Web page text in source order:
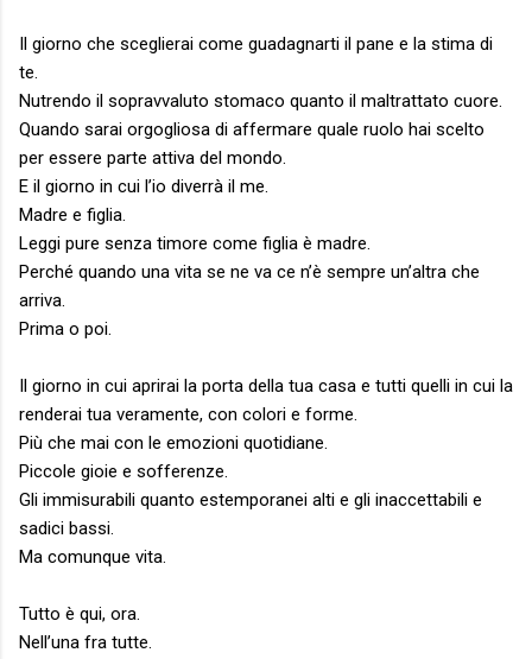
Il giorno che sceglierai come guadagnarti il pane e la stima di
te.
Nutrendo il sopravvaluto stomaco quanto il maltrattato cuore.
Quando sarai orgogliosa di affermare quale ruolo hai scelto
per essere parte attiva del mondo.
E il giorno in cui l’io diverrà il me.
Madre e figlia.
Leggi pure senza timore come figlia è madre.
Perché quando una vita se ne va ce n’è sempre un’altra che
arriva.
Prima o poi.
Il giorno in cui aprirai la porta della tua casa e tutti quelli in cui la
renderai tua veramente, con colori e forme.
Più che mai con le emozioni quotidiane.
Piccole gioie e sofferenze.
Gli immisurabili quanto estemporanei alti e gli inaccettabili e
sadici bassi.
Ma comunque vita.
Tutto è qui, ora.
Nell’una fra tutte.